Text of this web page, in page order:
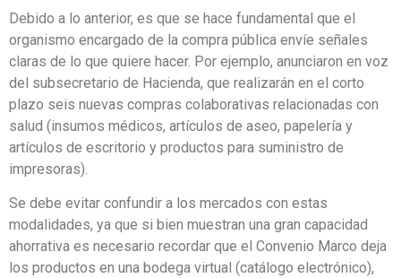
Debido a lo anterior, es que se hace fundamental que el
organismo encargado de la compra pública envíe señales
claras de lo que quiere hacer. Por ejemplo, anunciaron en voz
del subsecretario de Hacienda, que realizarán en el corto
plazo seis nuevas compras colaborativas relacionadas con
salud (insumos médicos, artículos de aseo, papelería y
artículos de escritorio y productos para suministro de
impresoras).
Se debe evitar confundir a los mercados con estas
modalidades, ya que si bien muestran una gran capacidad
ahorrativa es necesario recordar que el Convenio Marco deja
los productos en una bodega virtual (catálogo electrónico),